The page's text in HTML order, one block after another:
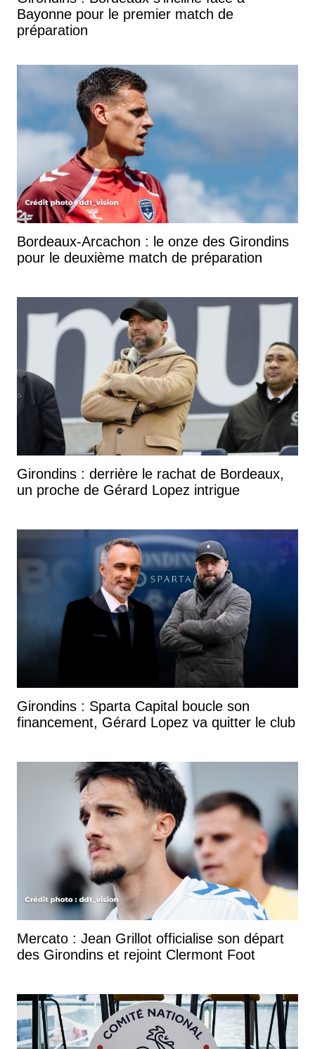
Bayonne pour le premier match de
préparation
Bordeaux-Arcachon : le onze des Girondins
pour le deuxième match de préparation
Girondins : derrière le rachat de Bordeaux,
un proche de Gérard Lopez intrigue
Girondins : Sparta Capital boucle son
financement, Gérard Lopez va quitter le club
Mercato : Jean Grillot officialise son départ
des Girondins et rejoint Clermont Foot